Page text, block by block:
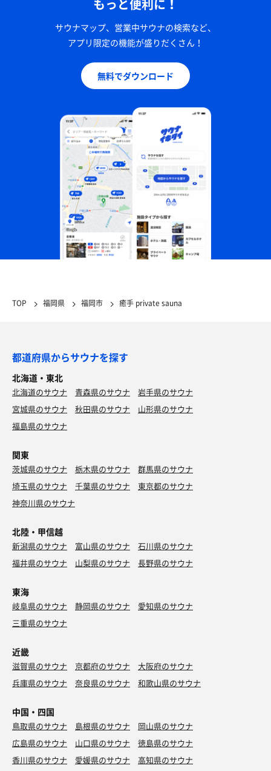
もっと便利に！
サウナマップ、営業中サウナの検索など、
アプリ限定の機能が盛りだくさん！
無料でダウンロード
TOP 福岡県 福岡市 癒手 private sauna
都道府県からサウナを探す
北海道・東北
北海道のサウナ 青森県のサウナ
岩手県のサウナ
宮城県のサウナ
秋田県のサウナ
山形県のサウナ
福島県のサウナ
関東
茨城県のサウナ 栃木県のサウナ
群馬県のサウナ
埼玉県のサウナ
千葉県のサウナ
東京都のサウナ
神奈川県のサウナ
北陸・甲信越
新潟県のサウナ 富山県のサウナ
石川県のサウナ
福井県のサウナ
山梨県のサウナ 長野県のサウナ
東海
岐阜県のサウナ 静岡県のサウナ
愛知県のサウナ
三重県のサウナ
近畿
滋賀県のサウナ 京都府のサウナ
大阪府のサウナ
兵庫県のサウナ
奈良県のサウナ 和歌山県のサウナ
中国・四国
鳥取県のサウナ 島根県のサウナ
岡山県のサウナ
広島県のサウナ
山口県のサウナ
徳島県のサウナ
香川県のサウナ
愛媛県のサウナ 高知県のサウナ